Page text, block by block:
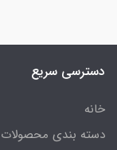
دسترسی سریع
خانه
دسته بندی محصولات